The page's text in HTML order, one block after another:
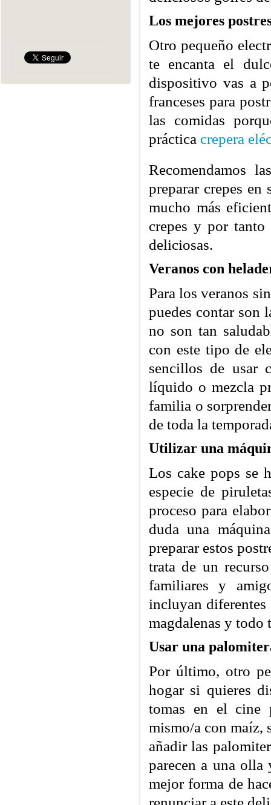
Los mejores
Otro pequeño
te encanta el
dispositivo vas a
franceses para
las comidas
práctica crepera
Recomendamos
preparar crepes en
mucho más
crepes y por
deliciosas.
Veranos con
Para los veranos
puedes contar son
no son tan
con este tipo de
sencillos de usar
líquido o mezcla
familia o
de toda la
Utilizar una
Los cake pops se
especie de
proceso para
duda una
preparar estos
trata de un
familiares y
incluyan diferentes
magdalenas y todo
Usar una
Por último, otro
hogar si quieres
tomas en el cine
mismo/a con maíz,
añadir las
parecen a una
mejor forma de